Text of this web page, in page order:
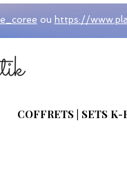
ou https://
COFFRETS | SETS K-